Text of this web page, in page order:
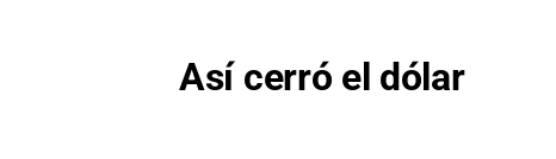
Así cerró el dólar